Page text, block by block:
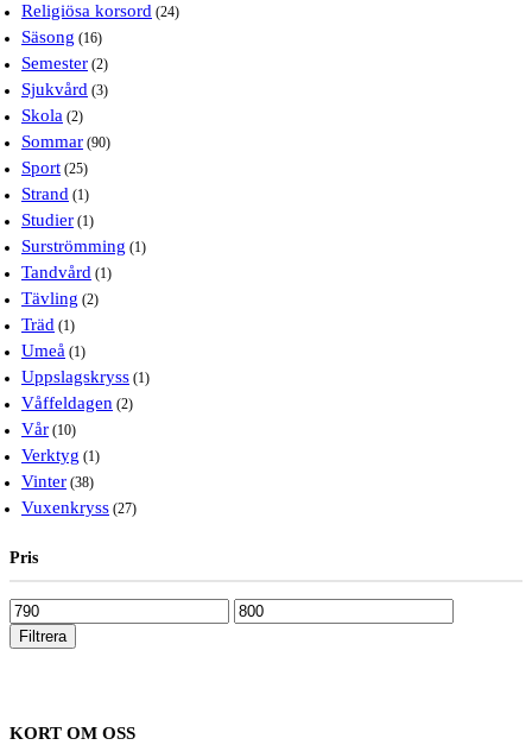
Religiösa korsord (24)
Säsong (16)
Semester (2)
Sjukvård (3)
Skola (2)
Sommar (90)
Sport (25)
Strand (1)
Studier (1)
Surströmming (1)
Tandvård (1)
Tävling (2)
Träd (1)
Umeå (1)
Uppslagskryss (1)
Våffeldagen (2)
Vår (10)
Verktyg (1)
Vinter (38)
Vuxenkryss (27)
Pris
Pris
från
Pris
till
Filtrera
KORT OM OSS